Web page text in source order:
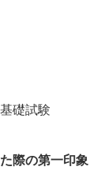
礎試験
際の第一印象